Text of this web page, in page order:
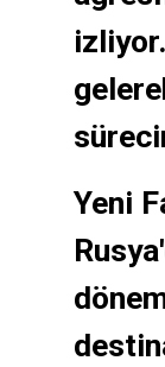
Yeni